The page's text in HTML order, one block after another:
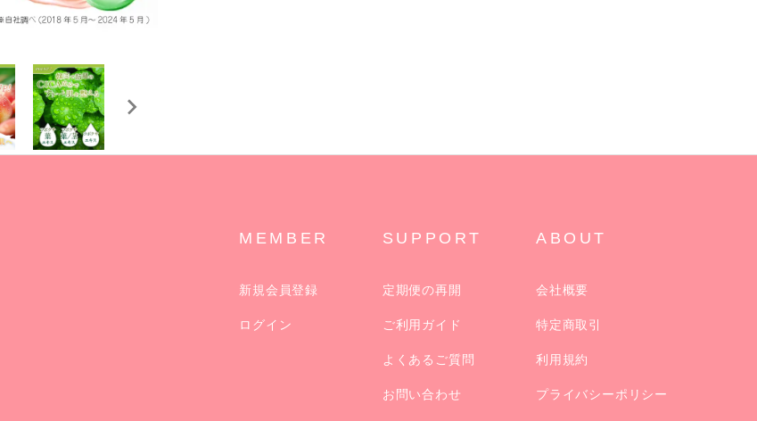
MEMBER
新規会員登録
ログイン
SUPPORT
定期便の再開
ご利用ガイド
よくあるご質問
お問い合わせ
ABOUT
会社概要
特定商取引
利用規約
プライバシーポリシー